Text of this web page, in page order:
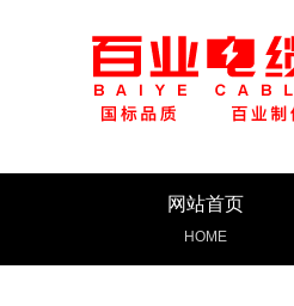
网站首页
HOME